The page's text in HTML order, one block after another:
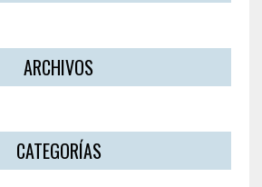
ARCHIVOS
CATEGORÍAS